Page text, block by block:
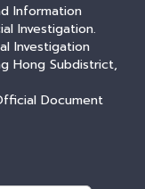
Information
Investigation.
Investigation
Hong Subdistrict,
Document